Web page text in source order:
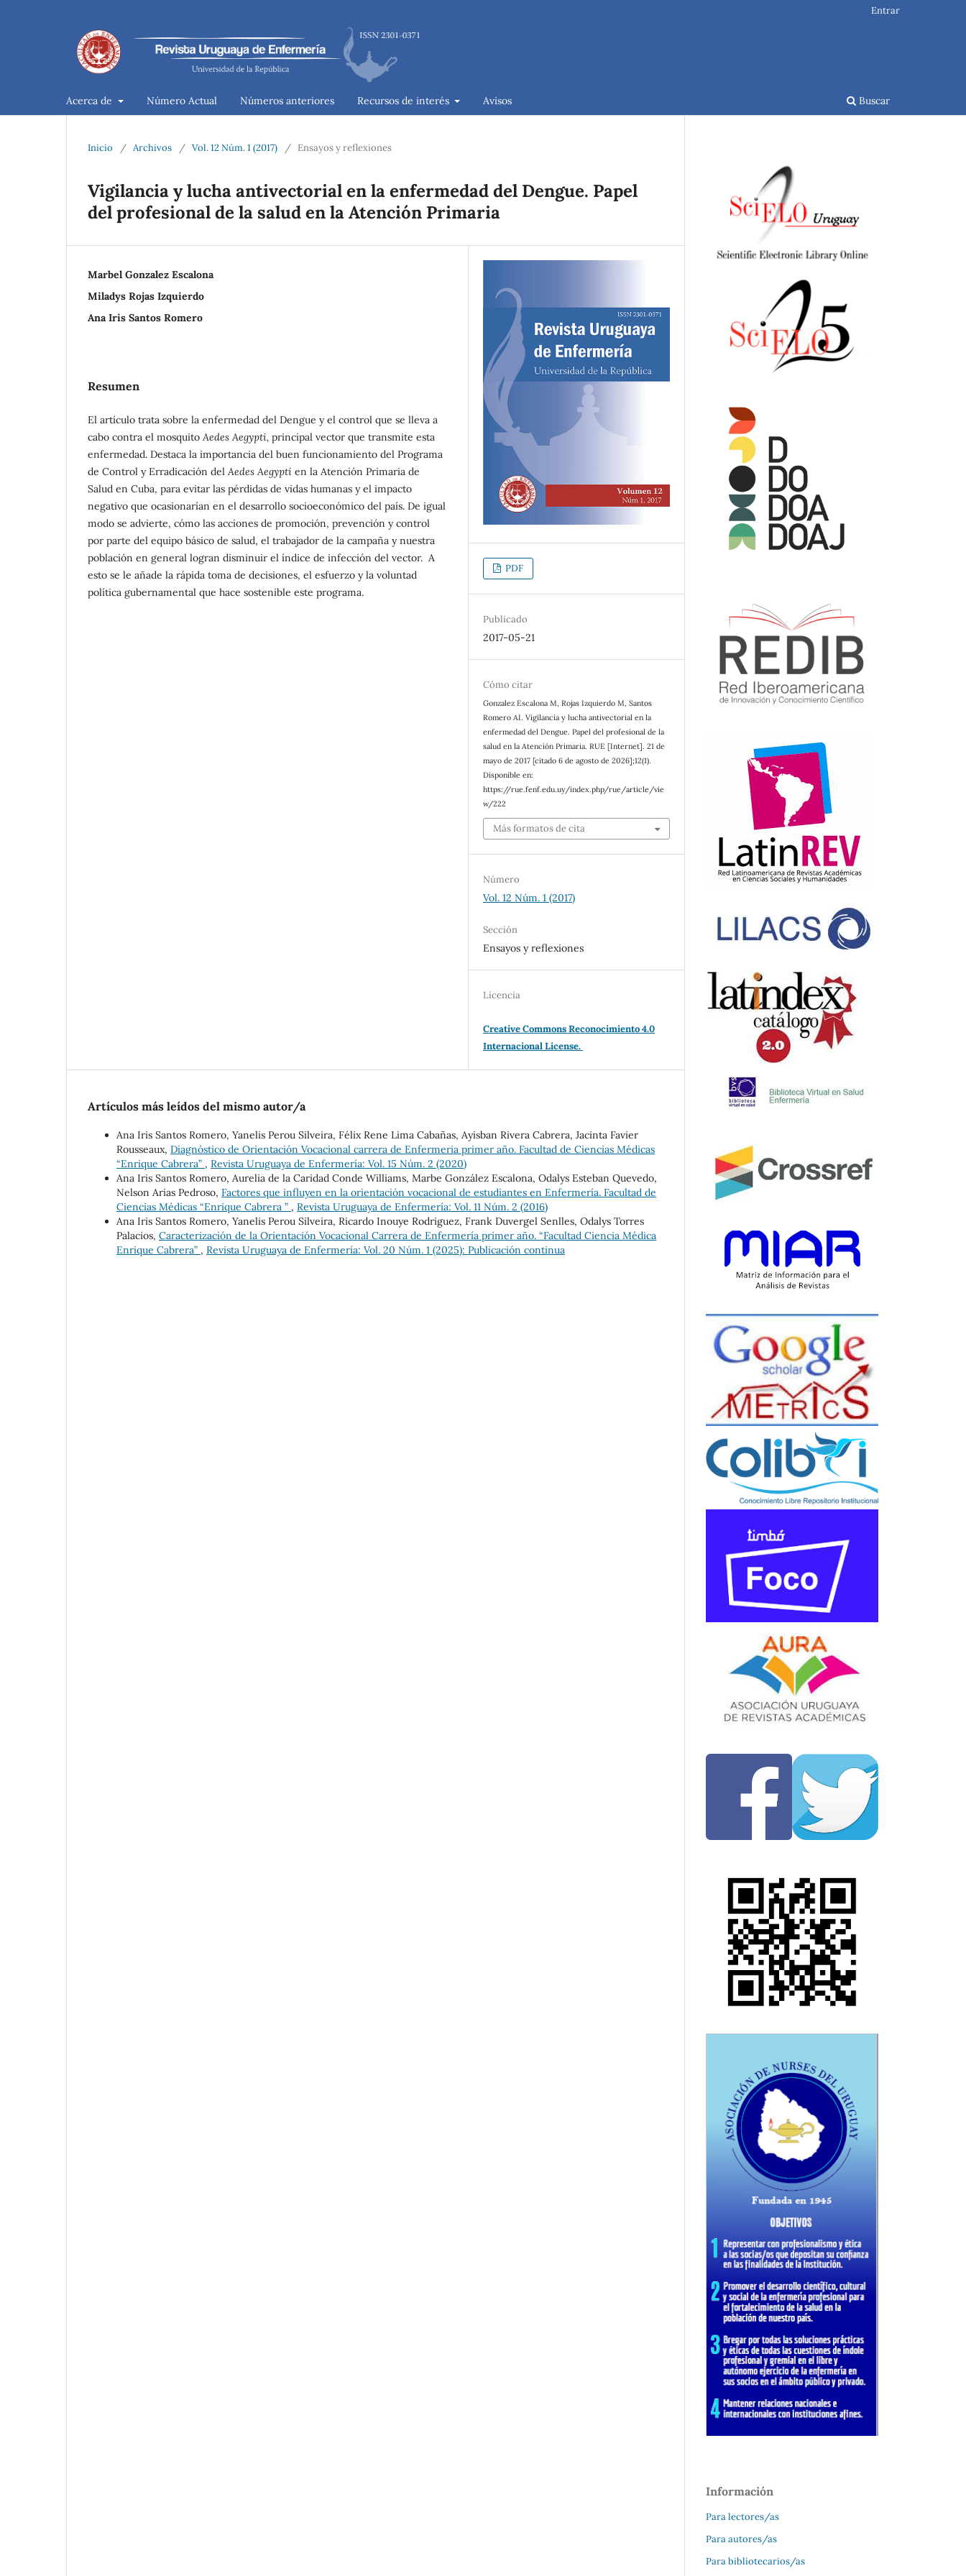
Acerca de Número Actual Números anteriores Recursos de interés Avisos Buscar
Entrar
Inicio / Archivos / Vol. 12 Núm. 1 (2017) / Ensayos y reflexiones
Vigilancia y lucha antivectorial en la enfermedad del Dengue. Papel
del profesional de la salud en la Atención Primaria
Marbel Gonzalez Escalona
Miladys Rojas Izquierdo
Ana Iris Santos Romero
Resumen
El artículo trata sobre la enfermedad del Dengue y el control que se lleva a
cabo contra el mosquito Aedes Aegypti, principal vector que transmite esta
enfermedad. Destaca la importancia del buen funcionamiento del Programa
de Control y Erradicación del Aedes Aegypti en la Atención Primaria de
Salud en Cuba, para evitar las pérdidas de vidas humanas y el impacto
negativo que ocasionarían en el desarrollo socioeconómico del país. De igual
modo se advierte, cómo las acciones de promoción, prevención y control
por parte del equipo básico de salud, el trabajador de la campaña y nuestra
población en general logran disminuir el índice de infección del vector. A
esto se le añade la rápida toma de decisiones, el esfuerzo y la voluntad
política gubernamental que hace sostenible este programa.
PDF
Publicado
2017-05-21
Cómo citar
Gonzalez Escalona M, Rojas Izquierdo M, Santos
Romero AI. Vigilancia y lucha antivectorial en la
enfermedad del Dengue. Papel del profesional de la
salud en la Atención Primaria. RUE [Internet]. 21 de
mayo de 2017 [citado 6 de agosto de 2026];12(1).
Disponible en:
https://rue.fenf.edu.uy/index.php/rue/article/vie
w/222
Más formatos de cita
Número
Vol. 12 Núm. 1 (2017)
Sección
Ensayos y reflexiones
Licencia
Creative Commons Reconocimiento 4.0
Internacional License.
Artículos más leídos del mismo autor/a
Ana Iris Santos Romero, Yanelis Perou Silveira, Félix Rene Lima Cabañas, Ayisban Rivera Cabrera, Jacinta Favier
Rousseaux, Diagnóstico de Orientación Vocacional carrera de Enfermeria primer año. Facultad de Ciencias Médicas
“Enrique Cabrera” , Revista Uruguaya de Enfermería: Vol. 15 Núm. 2 (2020)
Ana Iris Santos Romero, Aurelia de la Caridad Conde Williams, Marbe González Escalona, Odalys Esteban Quevedo,
Nelson Arias Pedroso, Factores que influyen en la orientación vocacional de estudiantes en Enfermería. Facultad de
Ciencias Médicas “Enrique Cabrera ” , Revista Uruguaya de Enfermería: Vol. 11 Núm. 2 (2016)
Ana Iris Santos Romero, Yanelis Perou Silveira, Ricardo Inouye Rodriguez, Frank Duvergel Senlles, Odalys Torres
Palacios, Caracterización de la Orientación Vocacional Carrera de Enfermería primer año. “Facultad Ciencia Médica
Enrique Cabrera” , Revista Uruguaya de Enfermería: Vol. 20 Núm. 1 (2025): Publicación continua
Información
Para lectores/as
Para autores/as
Para bibliotecarios/as